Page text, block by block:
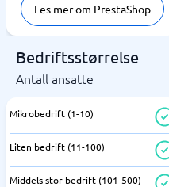
Les mer om PrestaShop
Bedriftsstørrelse
Antall ansatte
Mikrobedrift (1-10)
Liten bedrift (11-100)
Middels stor bedrift (101-500)